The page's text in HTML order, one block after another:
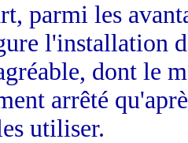
parmi les
l'installation
dont le
arrêté
utiliser.